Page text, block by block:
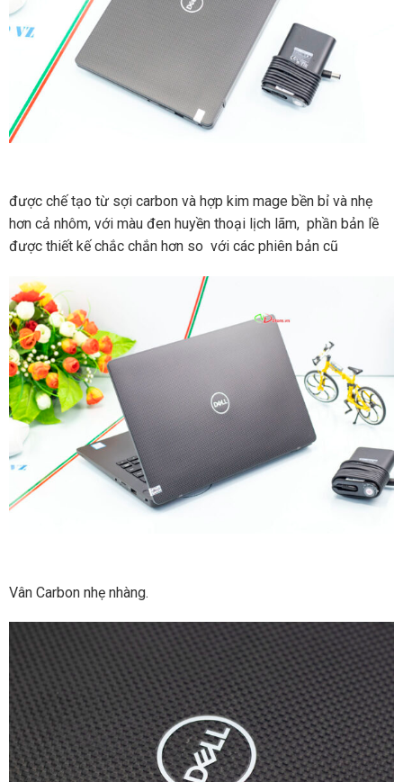
được chế tạo từ sợi carbon và hợp kim mage bền bỉ và nhẹ
hơn cả nhôm, với màu đen huyền thoại lịch lãm, phần bản lề
được thiết kế chắc chắn hơn so với các phiên bản cũ
Vân Carbon nhẹ nhàng.